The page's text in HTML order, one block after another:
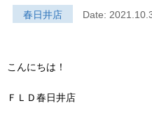
春日井店 Date:
こんにちは！
ＦＬＤ春日井店